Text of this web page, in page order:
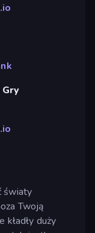
światy
Twoją
kładły duży